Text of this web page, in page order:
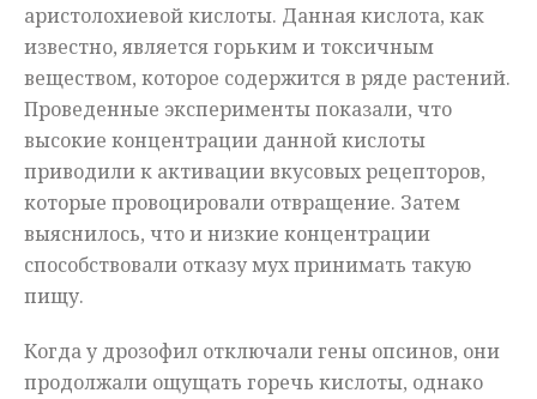
аристолохиевой кислоты. Данная кислота, как
известно, является горьким и токсичным
веществом, которое содержится в ряде растений.
Проведенные эксперименты показали, что
высокие концентрации данной кислоты
приводили к активации вкусовых рецепторов,
которые провоцировали отвращение. Затем
выяснилось, что и низкие концентрации
способствовали отказу мух принимать такую
пищу.
Когда у дрозофил отключали гены опсинов, они
продолжали ощущать горечь кислоты, однако